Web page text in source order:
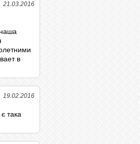
21.03.2016
в
19.02.2016
така